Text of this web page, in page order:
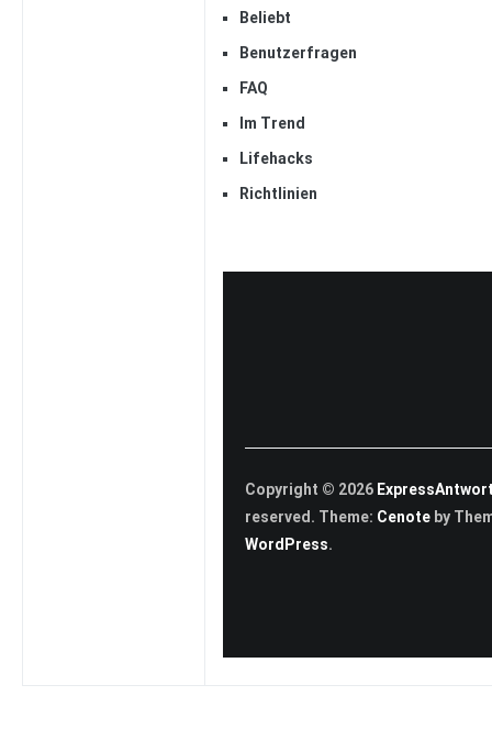
Beliebt
Benutzerfragen
FAQ
Im Trend
Lifehacks
Richtlinien
Copyright © 2026
reserved. Theme: Cenote by
WordPress.